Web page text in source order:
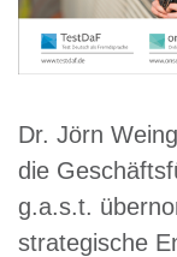
Dr. Jörn
die
g.a.s.t.
strategische